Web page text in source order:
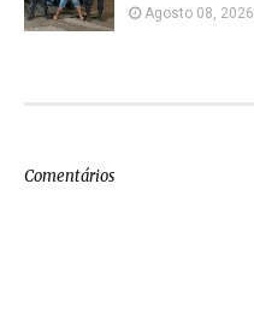
Agosto 08, 2026
Comentários